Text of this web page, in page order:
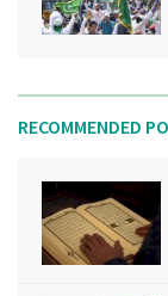
RECOMMENDED